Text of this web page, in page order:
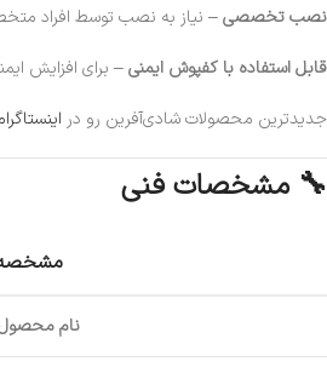
نصب تخصصی– نیاز به نصب توسط افراد
قابل استفاده با کفپوش ایمنی– برای افزایش
جدیدترین محصولات شادی‌آفرین رو در
🔧 مشخصات فنی
نام